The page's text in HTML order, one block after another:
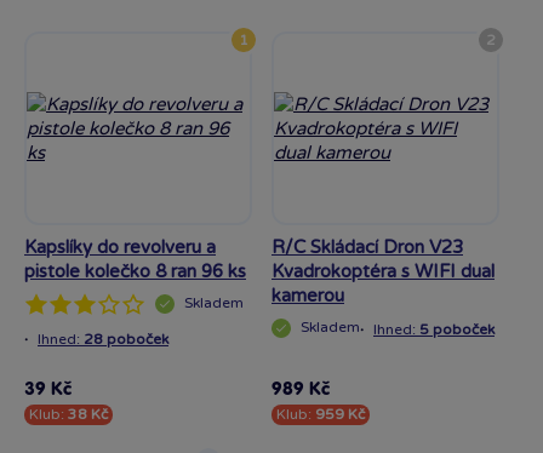
1
Kapslíky do revolveru a
pistole kolečko 8 ran 96 ks
Skladem
· Ihned: 28 poboček
39 Kč
Klub: 38 Kč
2
R/C Skládací Dron V23
Kvadrokoptéra s WIFI dual
kamerou
Skladem· Ihned: 5 poboček
989 Kč
Klub: 959 Kč